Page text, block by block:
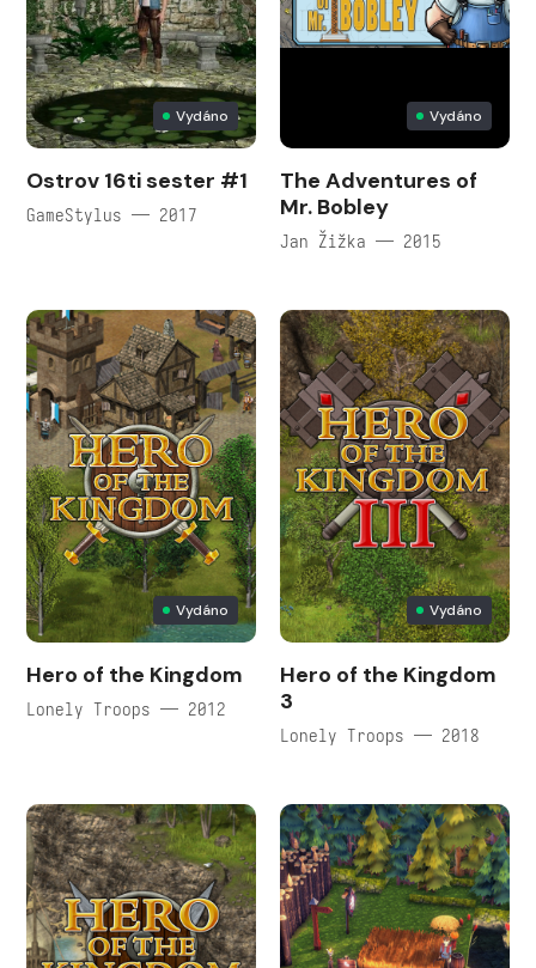
Vydáno
Ostrov 16ti sester #1
GameStylus — 2017
Vydáno
The Adventures of
Mr. Bobley
Jan Žižka — 2015
Vydáno
Hero of the Kingdom
Lonely Troops — 2012
Vydáno
Hero of the Kingdom
3
Lonely Troops — 2018